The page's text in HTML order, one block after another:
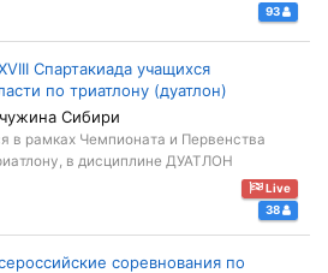
93
Спартакиада учащихся
по триатлону (дуатлон)
Сибири
в рамках Чемпионата и Первенства
в дисциплине ДУАТЛОН
Live
38
соревнования по